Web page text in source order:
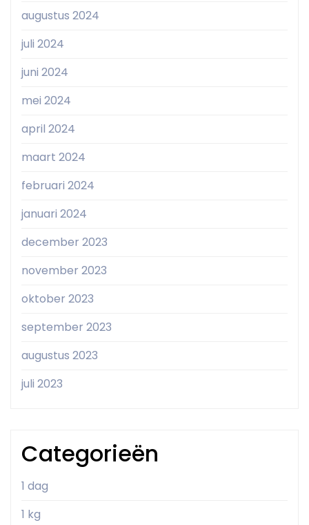
augustus 2024
juli 2024
juni 2024
mei 2024
april 2024
maart 2024
februari 2024
januari 2024
december 2023
november 2023
oktober 2023
september 2023
augustus 2023
juli 2023
Categorieën
1 dag
1 kg